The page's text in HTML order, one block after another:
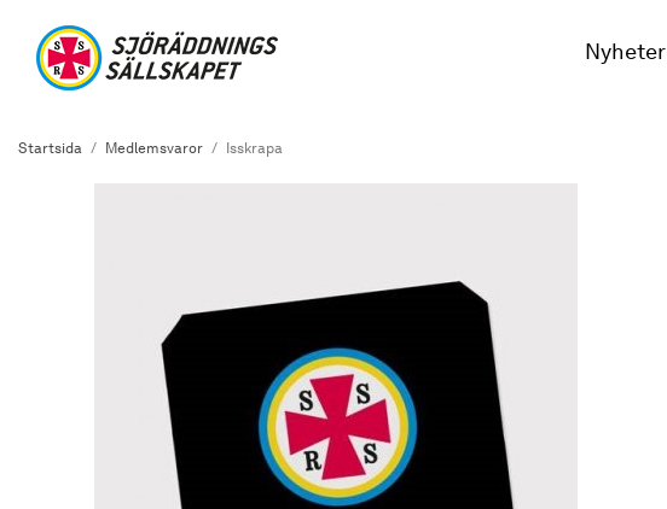
Nyheter
Startsida / Medlemsvaror / Isskrapa